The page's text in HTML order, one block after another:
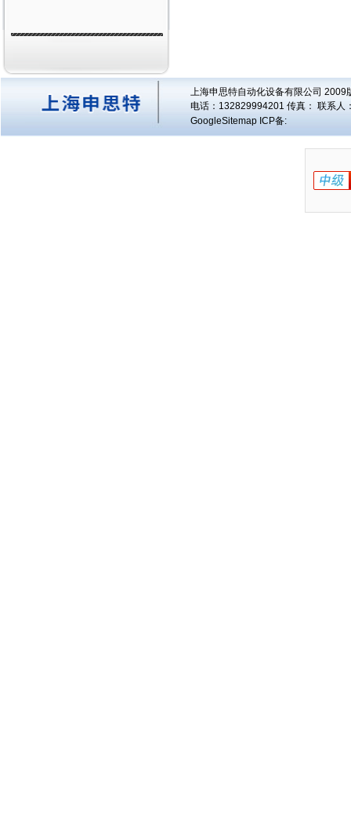
上海申思特自动化设备有限公司
电话：132829994201 传真： 联系人
GoogleSitemap ICP备: